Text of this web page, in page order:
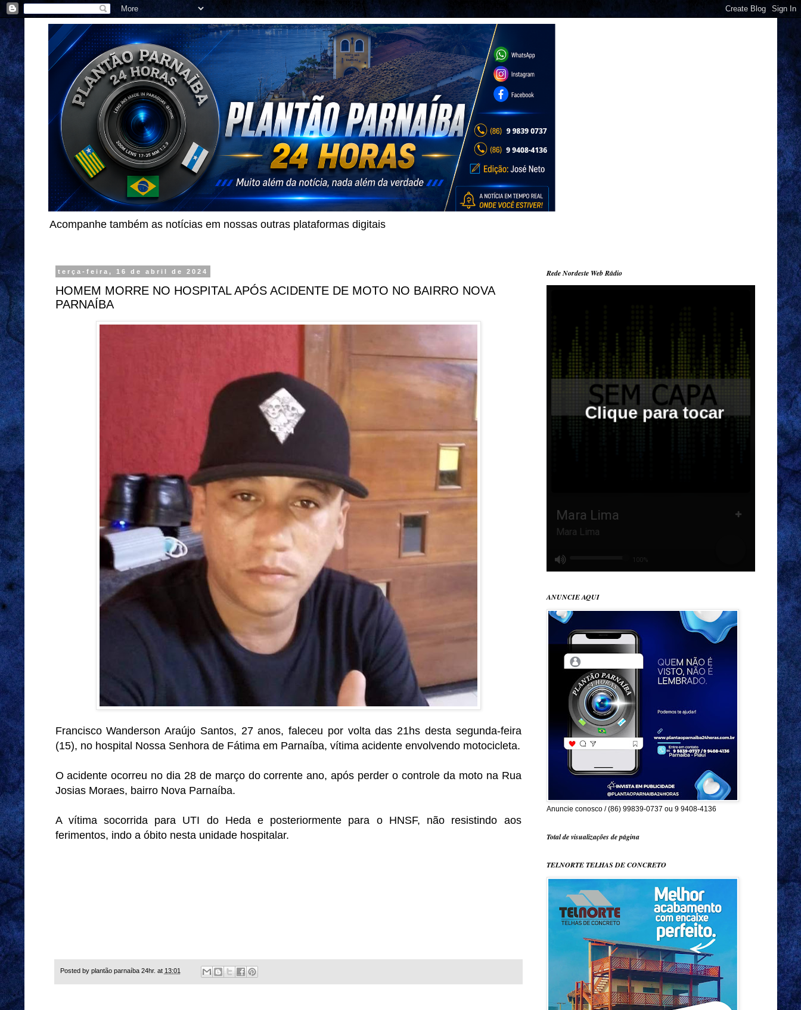
Acompanhe também as notícias em nossas outras plataformas digitais
terça-feira, 16 de abril de 2024
HOMEM MORRE NO HOSPITAL APÓS ACIDENTE DE MOTO NO BAIRRO NOVA
PARNAÍBA
Francisco Wanderson Araújo Santos, 27 anos, faleceu por volta das 21hs desta segunda-feira
(15), no hospital Nossa Senhora de Fátima em Parnaíba, vítima acidente envolvendo motocicleta.
O acidente ocorreu no dia 28 de março do corrente ano, após perder o controle da moto na Rua
Josias Moraes, bairro Nova Parnaíba.
A vítima socorrida para UTI do Heda e posteriormente para o HNSF, não resistindo aos
ferimentos, indo a óbito nesta unidade hospitalar.
Posted by plantão parnaíba 24hr. at 13:01
Rede Nordeste Web Rádio
ANUNCIE AQUI
Anuncie conosco / (86) 99839-0737 ou 9 9408-4136
Total de visualizações de página
TELNORTE TELHAS DE CONCRETO